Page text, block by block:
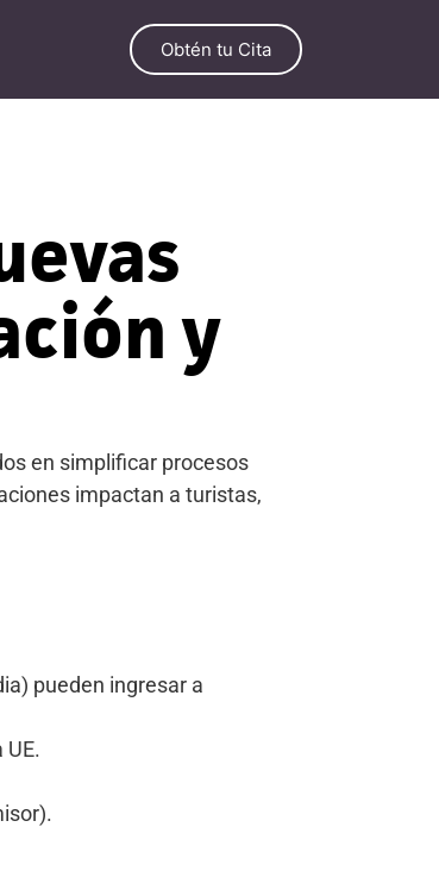
Obtén tu Cita
y
en simplificar procesos
impactan a turistas,
pueden ingresar a
UE.